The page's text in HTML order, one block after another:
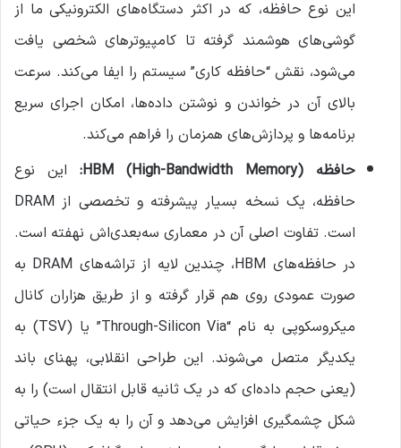
این نوع حافظه، که در اکثر دستگاه‌های الکترونیکی ما از
گوشی‌های هوشمند گرفته تا کامپیوترهای شخصی یافت
می‌شود، نقش “حافظه کاری” سیستم را ایفا می‌کند. سرعت
بالای آن در خواندن و نوشتن داده‌ها، امکان اجرای سریع
برنامه‌ها و پردازش‌های همزمان را فراهم می‌کند.
حافظه HBM (High-Bandwidth Memory):
این نوع
حافظه، یک نسخه بسیار پیشرفته و تخصصی از DRAM
است. تفاوت اصلی آن در معماری سه‌بعدی‌اش نهفته است.
در حافظه‌های HBM، چندین لایه از تراشه‌های DRAM به
صورت عمودی روی هم قرار گرفته و از طریق هزاران کانال
میکروسکوپی به نام “Through-Silicon Via” یا (TSV) به
یکدیگر متصل می‌شوند. این طراحی انقلابی، پهنای باند
(یعنی حجم داده‌ای که در یک ثانیه قابل انتقال است) را به
شکل چشمگیری افزایش می‌دهد و آن را به یک جزء حیاتی